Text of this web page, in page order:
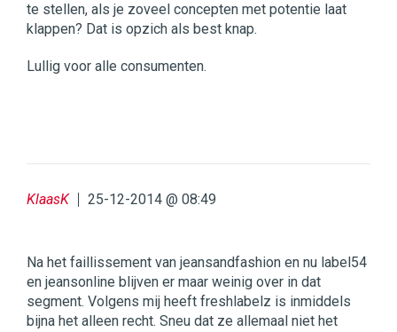
te stellen, als je zoveel concepten met potentie laat
klappen? Dat is opzich als best knap.
Lullig voor alle consumenten.
KlaasK 25-12-2014 @ 08:49
Na het faillissement van jeansandfashion en nu label54
en jeansonline blijven er maar weinig over in dat
segment. Volgens mij heeft freshlabelz is inmiddels
bijna het alleen recht. Sneu dat ze allemaal niet het